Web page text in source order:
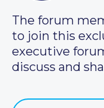
The forum
to join this
executive
discuss and